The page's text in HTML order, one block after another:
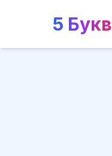
5 Букв